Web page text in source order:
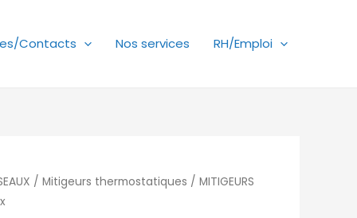
Contacts Nos services RH/Emploi
/Mitigeurs thermostatiques / MITIGEURS